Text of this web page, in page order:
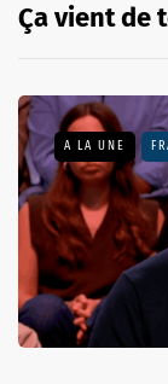
Ça vient de
A LA UNE